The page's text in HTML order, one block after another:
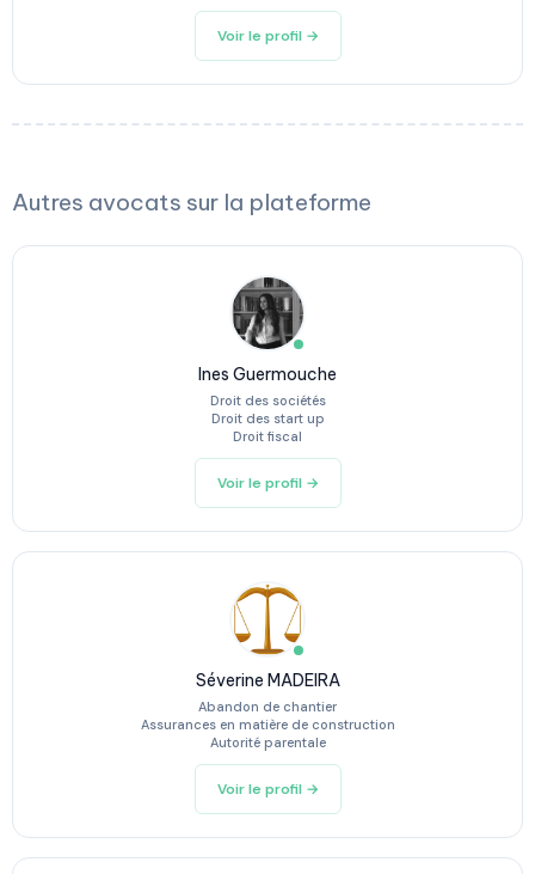
Voir le profil →
Autres avocats sur la plateforme
Ines Guermouche
Droit des sociétés
Droit des start up
Droit fiscal
Voir le profil →
Séverine MADEIRA
Abandon de chantier
Assurances en matière de construction
Autorité parentale
Voir le profil →